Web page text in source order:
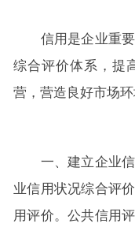
信用是企业重要
综合评价体系，提
营，营造良好市场
一、建立企业信
业信用状况综合评
用评价。公共信用